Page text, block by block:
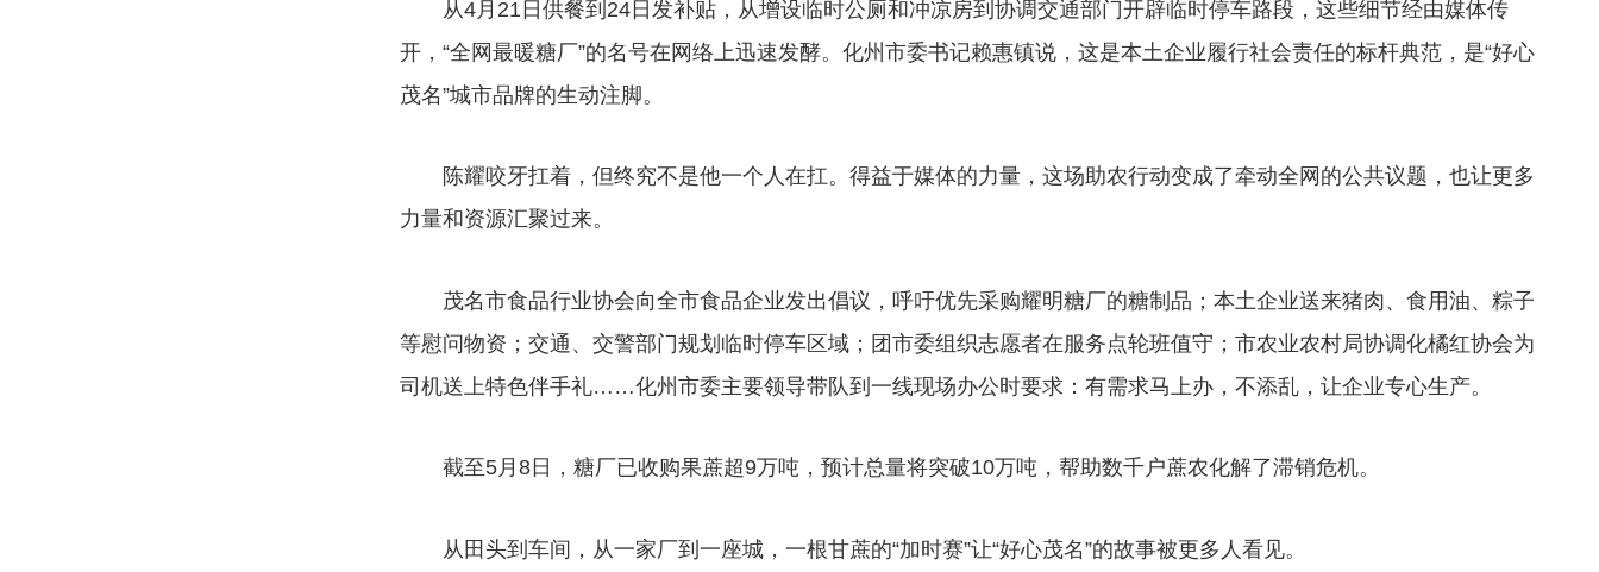
从4月21日供餐到24日发补贴，从增设临时公厕和冲凉房到协调交通部门开辟临时停车路段，这些细节经由媒体传
开，“全网最暖糖厂”的名号在网络上迅速发酵。化州市委书记赖惠镇说，这是本土企业履行社会责任的标杆典范，是“好心
茂名”城市品牌的生动注脚。
陈耀咬牙扛着，但终究不是他一个人在扛。得益于媒体的力量，这场助农行动变成了牵动全网的公共议题，也让更多
力量和资源汇聚过来。
茂名市食品行业协会向全市食品企业发出倡议，呼吁优先采购耀明糖厂的糖制品；本土企业送来猪肉、食用油、粽子
等慰问物资；交通、交警部门规划临时停车区域；团市委组织志愿者在服务点轮班值守；市农业农村局协调化橘红协会为
司机送上特色伴手礼……化州市委主要领导带队到一线现场办公时要求：有需求马上办，不添乱，让企业专心生产。
截至5月8日，糖厂已收购果蔗超9万吨，预计总量将突破10万吨，帮助数千户蔗农化解了滞销危机。
从田头到车间，从一家厂到一座城，一根甘蔗的“加时赛”让“好心茂名”的故事被更多人看见。